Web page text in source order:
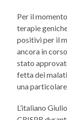
Per il
terapie
positivi per il
ancora in
stato
fetta dei
una
L’italiano